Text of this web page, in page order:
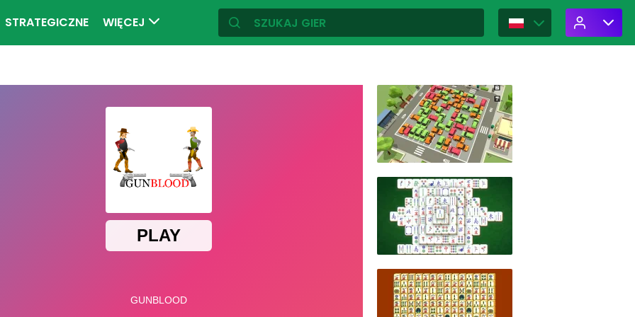
STRATEGICZNE WIĘCEJ